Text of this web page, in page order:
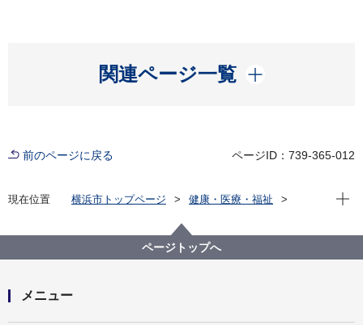
関連ページ一覧
開く
前のページに戻る ページID：739-365-012
現在位置 横浜市トップページ
健康・医療・福祉
横浜市立脳卒中・神経脊椎センター
新型コロナウイルス感染症発生について(9月28日12時
現在)
現在
ページトップへ
メニュー